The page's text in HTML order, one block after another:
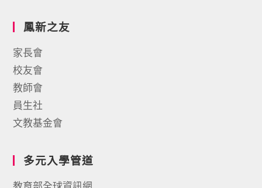
鳳新之友
家長會
校友會
教師會
員生社
文教基金會
多元入學管道